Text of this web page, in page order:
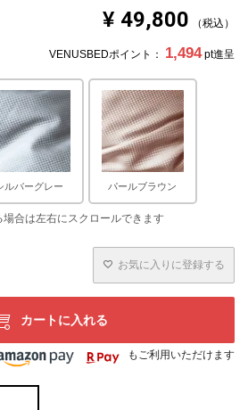
¥ 49,800 税込
VENUSBEDポイント： 1,494 pt進呈
ルバーグレー パールブラウン
お気に入りに登録する
カートに入れる
もご利用いただけます